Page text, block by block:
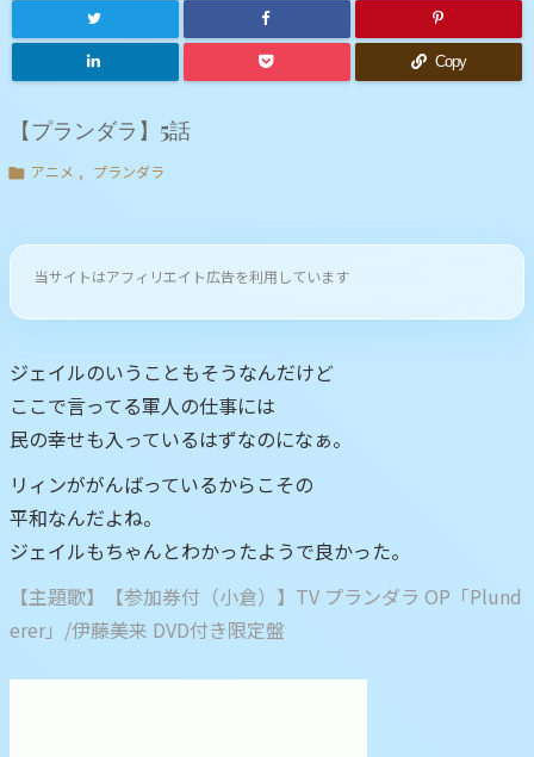
Copy
【プランダラ】5話
 アニメ , プランダラ
当サイトはアフィリエイト広告を利用しています
ジェイルのいうこともそうなんだけど
ここで言ってる軍人の仕事には
民の幸せも入っているはずなのになぁ。
リィンががんばっているからこその
平和なんだよね。
ジェイルもちゃんとわかったようで良かった。
【主題歌】【参加券付（小倉）】TV プランダラ OP「Plund
erer」/伊藤美来 DVD付き限定盤